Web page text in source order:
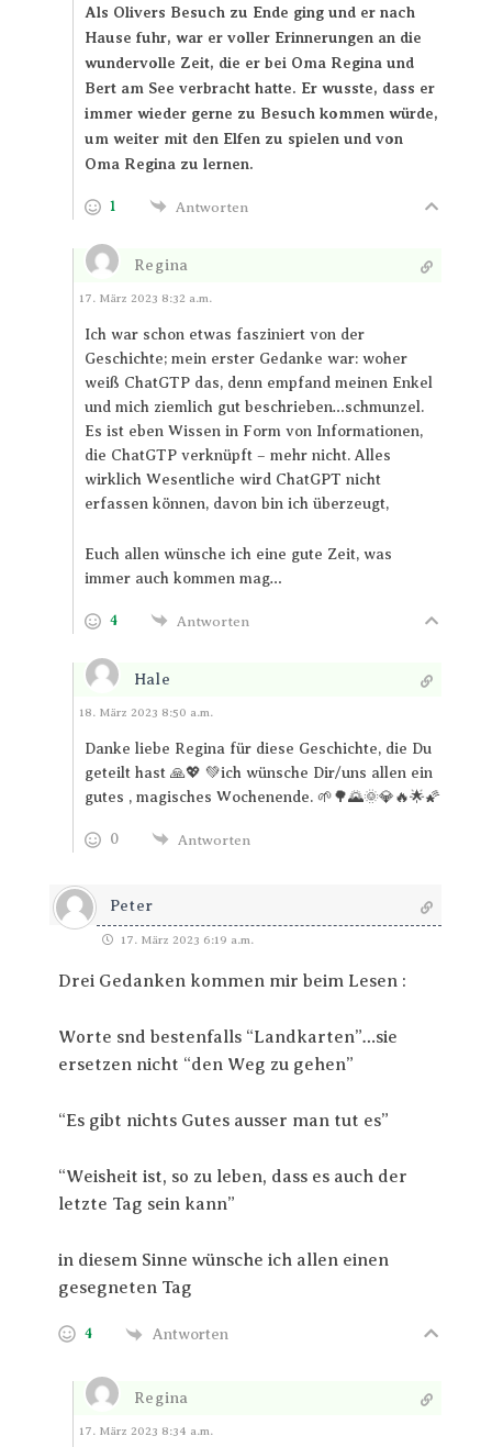
Als Olivers Besuch zu Ende ging und er nach
Hause fuhr, war er voller Erinnerungen an die
wundervolle Zeit, die er bei Oma Regina und
Bert am See verbracht hatte. Er wusste, dass er
immer wieder gerne zu Besuch kommen würde,
um weiter mit den Elfen zu spielen und von
Oma Regina zu lernen.
1 Antworten
Regina
Antworten
17. März 2023 8:32 a.m.
Ich war schon etwas fasziniert von der
Geschichte; mein erster Gedanke war: woher
weiß ChatGTP das, denn empfand meinen Enkel
und mich ziemlich gut beschrieben…schmunzel.
Es ist eben Wissen in Form von Informationen,
die ChatGTP verknüpft – mehr nicht. Alles
wirklich Wesentliche wird ChatGPT nicht
erfassen können, davon bin ich überzeugt,
Euch allen wünsche ich eine gute Zeit, was
immer auch kommen mag…
4 Antworten
Hale
Antworten
18. März 2023 8:50 a.m.
Danke liebe Regina für diese Geschichte, die Du
geteilt hast 🙏💖 💚ich wünsche Dir/uns allen ein
gutes , magisches Wochenende. 🌱🌳🌄🌞💎🔥🌟🌠
0 Antworten
Peter
17. März 2023 6:19 a.m.
Drei Gedanken kommen mir beim Lesen :
Worte snd bestenfalls “Landkarten”…sie
ersetzen nicht “den Weg zu gehen”
“Es gibt nichts Gutes ausser man tut es”
“Weisheit ist, so zu leben, dass es auch der
letzte Tag sein kann”
in diesem Sinne wünsche ich allen einen
gesegneten Tag
4 Antworten
Regina
Antworten
17. März 2023 8:34 a.m.